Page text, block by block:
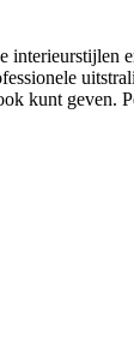
interieurstijlen
kunt geven.